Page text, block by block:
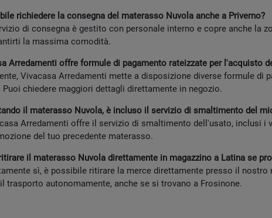
richiedere la consegna del materasso Nuvola anche a Priverno?
di consegna è gestito con personale interno e copre anche la
la massima comodità.
Arredamenti offre formule di pagamento rateizzate per l'acquisto
Vivacasa Arredamenti mette a disposizione diverse formule
Puoi chiedere maggiori dettagli direttamente in negozio.
il materasso Nuvola, è incluso il servizio di smaltimento del
Arredamenti offre il servizio di smaltimento dell'usato, inclusi
del tuo precedente materasso.
il materasso Nuvola direttamente in magazzino a Latina se
sì, è possibile ritirare la merce direttamente presso il
trasporto autonomamente, anche se si trovano a Frosinone.